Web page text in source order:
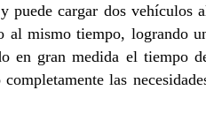
puede cargar dos vehículos
al mismo tiempo, logrando
en gran medida el tiempo
las